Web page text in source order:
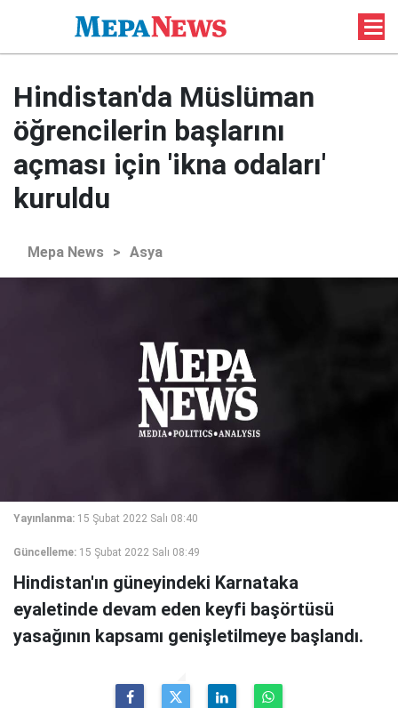
Hindistan'da Müslüman
öğrencilerin başlarını
açması için 'ikna odaları'
kuruldu
Mepa News > Asya
Yayınlanma: 15 Şubat 2022 Salı 08:40
Güncelleme: 15 Şubat 2022 Salı 08:49
Hindistan'ın güneyindeki Karnataka
eyaletinde devam eden keyfi başörtüsü
yasağının kapsamı genişletilmeye başlandı.